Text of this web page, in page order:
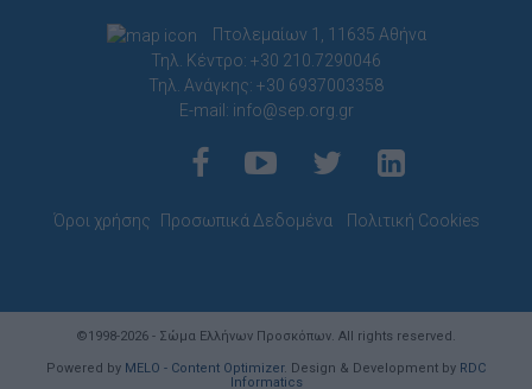
Πτολεμαίων 1, 11635 Αθήνα
Τηλ. Κέντρο: +30 210.7290046
Τηλ. Ανάγκης: +30 6937003358
E-mail: info@sep.org.gr
Όροι χρήσης Προσωπικά Δεδομένα Πολιτική Cookies
©1998-2026 - Σώμα Ελλήνων Προσκόπων. All rights reserved.
Powered by MELO - Content Optimizer. Design & Development by RDC
Informatics